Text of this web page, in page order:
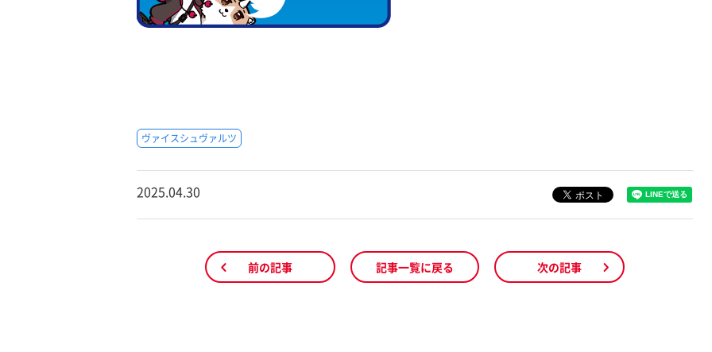
ヴァイスシュヴァルツ
2025.04.30
前の記事 記事一覧に戻る 次の記事